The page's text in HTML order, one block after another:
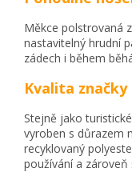
Měkce polstrovaná
nastavitelný hrudní
zádech i během
Kvalita
Stejně jako
vyroben s důrazem
recyklovaný
používání a